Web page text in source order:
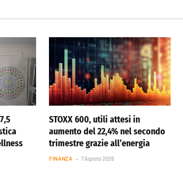
STOXX 600, utili attesi in
aumento del 22,4% nel secondo
trimestre grazie all’energia
FINANZA 7 Agosto 2026